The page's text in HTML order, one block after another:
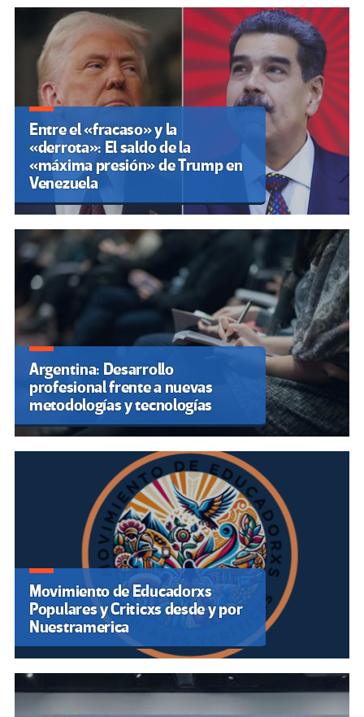
Entre el «fracaso» y la
«derrota»: El saldo de la
«máxima presión» de Trump en
Venezuela
Argentina: Desarrollo
profesional frente a nuevas
metodologías y tecnologías
Movimiento de Educadorxs
Populares y Criticxs desde y por
Nuestramerica